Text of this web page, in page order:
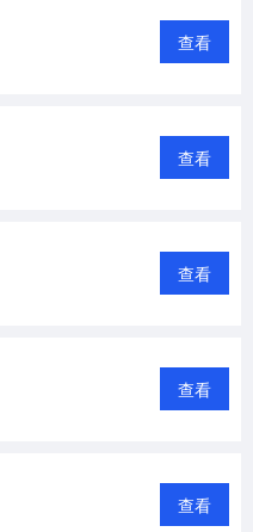
查看
查看
查看
查看
查看